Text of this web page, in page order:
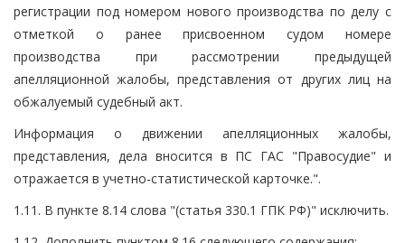
регистрации под номером нового производства по делу с
отметкой о ранее присвоенном судом номере
производства при рассмотрении предыдущей
апелляционной жалобы, представления от других лиц на
обжалуемый судебный акт.
Информация о движении апелляционных жалобы,
представления, дела вносится в ПС ГАС "Правосудие" и
отражается в учетно-статистической карточке.".
1.11. В пункте 8.14 слова "(статья 330.1 ГПК РФ)" исключить.